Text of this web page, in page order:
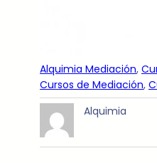
Alquimia Mediación,
Cursos de Mediación,
Alquimia